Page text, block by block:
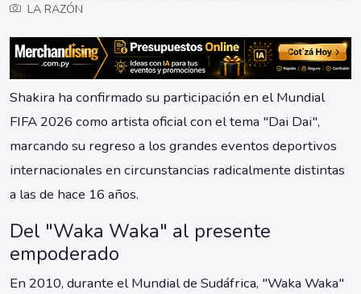
LA RAZÓN
Shakira ha confirmado su participación en el Mundial
FIFA 2026 como artista oficial con el tema "Dai Dai",
marcando su regreso a los grandes eventos deportivos
internacionales en circunstancias radicalmente distintas
a las de hace 16 años.
Del "Waka Waka" al presente
empoderado
En 2010, durante el Mundial de Sudáfrica, "Waka Waka"